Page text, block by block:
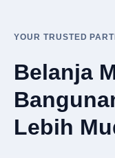
YOUR TRUSTED
Belanja
Lebih